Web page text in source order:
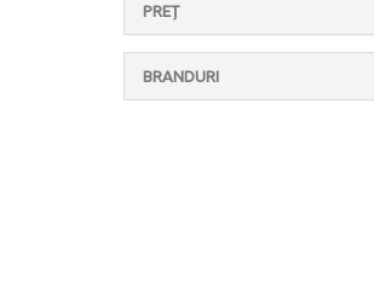
PREȚ
BRANDURI